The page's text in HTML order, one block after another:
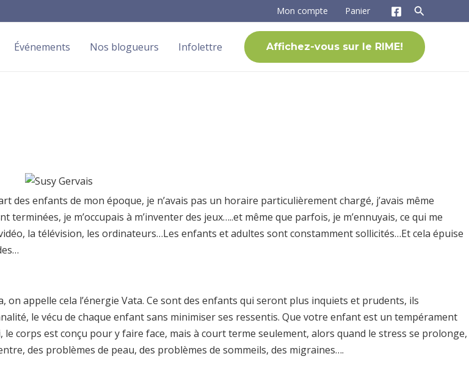
Mon compte Panier
Événements Nos blogueurs Infolettre Affichez-vous sur le RIME!
des enfants de mon époque, je n’avais pas un horaire particulièrement chargé, j’avais même
je m’occupais à m’inventer des jeux…..et même que parfois, je m’ennuyais, ce qui me
la télévision, les ordinateurs…Les enfants et adultes sont constamment sollicités…Et cela épuise
appelle cela l’énergie Vata. Ce sont des enfants qui seront plus inquiets et prudents, ils
le vécu de chaque enfant sans minimiser ses ressentis. Que votre enfant est un tempérament
corps est conçu pour y faire face, mais à court terme seulement, alors quand le stress se prolonge,
des problèmes de peau, des problèmes de sommeils, des migraines….